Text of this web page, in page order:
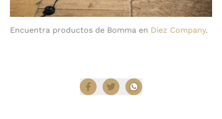
Encuentra productos de Bomma en Diez Company.